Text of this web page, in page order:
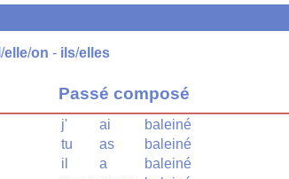
/elle/on - ils/elles
Passé composé
j' ai
baleiné
tu
as
baleiné
il
a
baleiné